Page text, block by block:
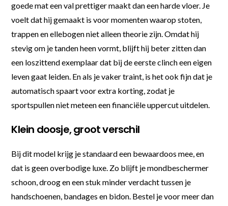
goede mat een val prettiger maakt dan een harde vloer. Je
voelt dat hij gemaakt is voor momenten waarop stoten,
trappen en ellebogen niet alleen theorie zijn. Omdat hij
stevig om je tanden heen vormt, blijft hij beter zitten dan
een loszittend exemplaar dat bij de eerste clinch een eigen
leven gaat leiden. En als je vaker traint, is het ook fijn dat je
automatisch spaart voor extra korting, zodat je
sportspullen niet meteen een financiële uppercut uitdelen.
Klein doosje, groot verschil
Bij dit model krijg je standaard een bewaardoos mee, en
dat is geen overbodige luxe. Zo blijft je mondbeschermer
schoon, droog en een stuk minder verdacht tussen je
handschoenen, bandages en bidon. Bestel je voor meer dan